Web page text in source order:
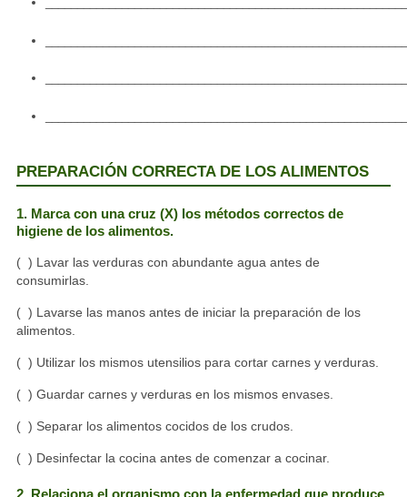
PREPARACIÓN CORRECTA DE LOS ALIMENTOS
1. Marca con una cruz (X) los métodos correctos de
higiene de los alimentos.
( ) Lavar las verduras con abundante agua antes de
consumirlas.
( ) Lavarse las manos antes de iniciar la preparación de los
alimentos.
( ) Utilizar los mismos utensilios para cortar carnes y verduras.
( ) Guardar carnes y verduras en los mismos envases.
( ) Separar los alimentos cocidos de los crudos.
( ) Desinfectar la cocina antes de comenzar a cocinar.